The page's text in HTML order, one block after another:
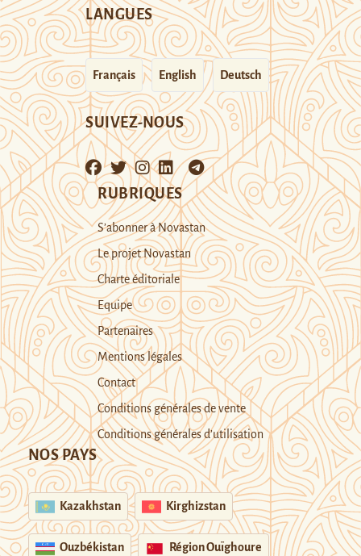
LANGUES
Français English Deutsch
SUIVEZ-NOUS
RUBRIQUES
S’abonner à Novastan
Le projet Novastan
Charte éditoriale
Equipe
Partenaires
Mentions légales
Contact
Conditions générales de vente
Conditions générales d’utilisation
NOS PAYS
Kazakhstan Kirghizstan
Ouzbékistan Région Ouïghoure